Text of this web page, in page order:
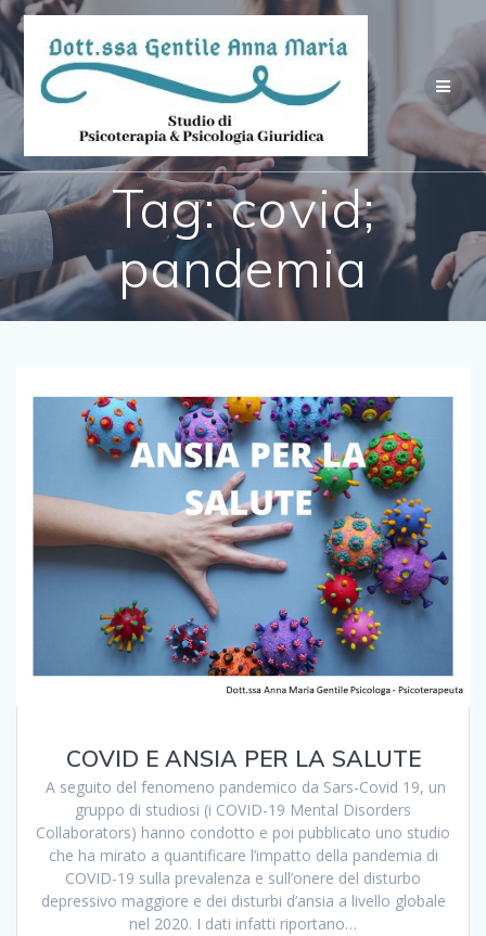
Salta
contenuto
Tag:covid;
pandemia
COVID E ANSIA PER LA SALUTE
A seguito del fenomeno pandemico da Sars-Covid 19, un
gruppo di studiosi (i COVID-19 Mental Disorders
Collaborators) hanno condotto e poi pubblicato uno studio
che ha mirato a quantificare l’impatto della pandemia di
COVID-19 sulla prevalenza e sull’onere del disturbo
depressivo maggiore e dei disturbi d’ansia a livello globale
nel 2020. I dati infatti riportano…